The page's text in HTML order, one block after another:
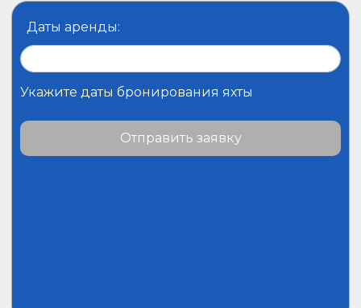
Даты аренды:
Укажите даты бронирования яхты
Отправить заявку